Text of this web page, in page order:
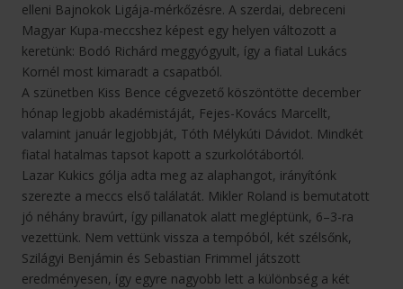
elleni Bajnokok Ligája-mérkőzésre. A szerdai, debreceni
Magyar Kupa-meccshez képest egy helyen változott a
keretünk: Bodó Richárd meggyógyult, így a fiatal Lukács
Kornél most kimaradt a csapatból.
A szünetben Kiss Bence cégvezető köszöntötte december
hónap legjobb akadémistáját, Fejes-Kovács Marcellt,
valamint január legjobbját, Tóth Mélykúti Dávidot. Mindkét
fiatal hatalmas tapsot kapott a szurkolótábortól.
Lazar Kukics gólja adta meg az alaphangot, irányítónk
szerezte a meccs első találatát. Mikler Roland is bemutatott
jó néhány bravúrt, így pillanatok alatt megléptünk, 6–3-ra
vezettünk. Nem vettünk vissza a tempóból, két szélsőnk,
Szilágyi Benjámin és Sebastian Frimmel játszott
eredményesen, így egyre nagyobb lett a különbség a két